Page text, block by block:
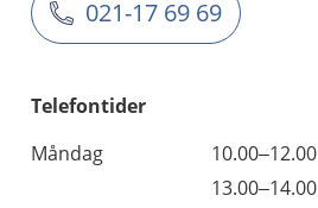
021-17 69 69
Telefontider
Måndag
10.00–12.00
13.00–14.00